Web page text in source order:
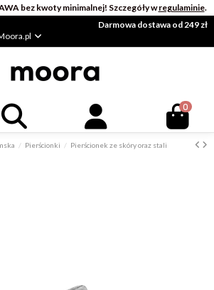
bez kwoty minimalnej! Szczegóły wregulaminie.
Darmowa dostawa od 249 zł
0
Pierścionki Pierścionek ze skóry oraz stali